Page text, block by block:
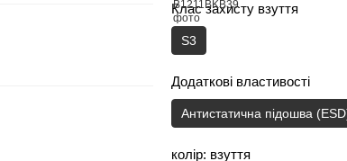
Клас захисту взуття
S3
Додаткові властивості
Антистатична підошва
колір: взуття